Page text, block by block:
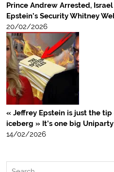
Prince Andrew Arrested,
Epstein’s Security Whitney
20/02/2026
« Jeffrey Epstein is just the
iceberg » It’s one big
14/02/2026